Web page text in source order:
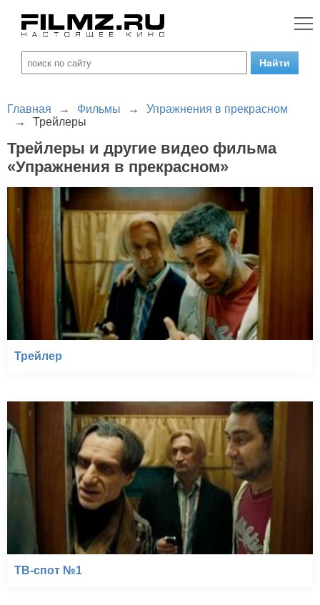
Главная → Фильмы →
Упражнения в прекрасном
→
Трейлеры
Трейлеры и другие видео фильма
«Упражнения в прекрасном»
Трейлер
ТВ-спот №1